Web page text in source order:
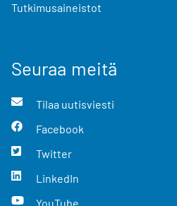
Tutkimusaineistot
Seuraa meitä
Tilaa uutisviesti
Facebook
Twitter
LinkedIn
YouTube